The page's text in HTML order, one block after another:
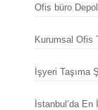
Ofis büro
Kurumsal Ofis
İşyeri Taşıma
İstanbul’da